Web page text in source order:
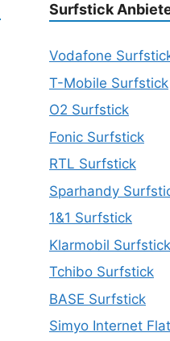
Surfstick
Vodafone
T-Mobile Surfstick
O2 Surfstick
Fonic Surfstick
RTL Surfstick
Sparhandy
1&1 Surfstick
Klarmobil Surfstick
Tchibo Surfstick
BASE Surfstick
Simyo Internet Flat